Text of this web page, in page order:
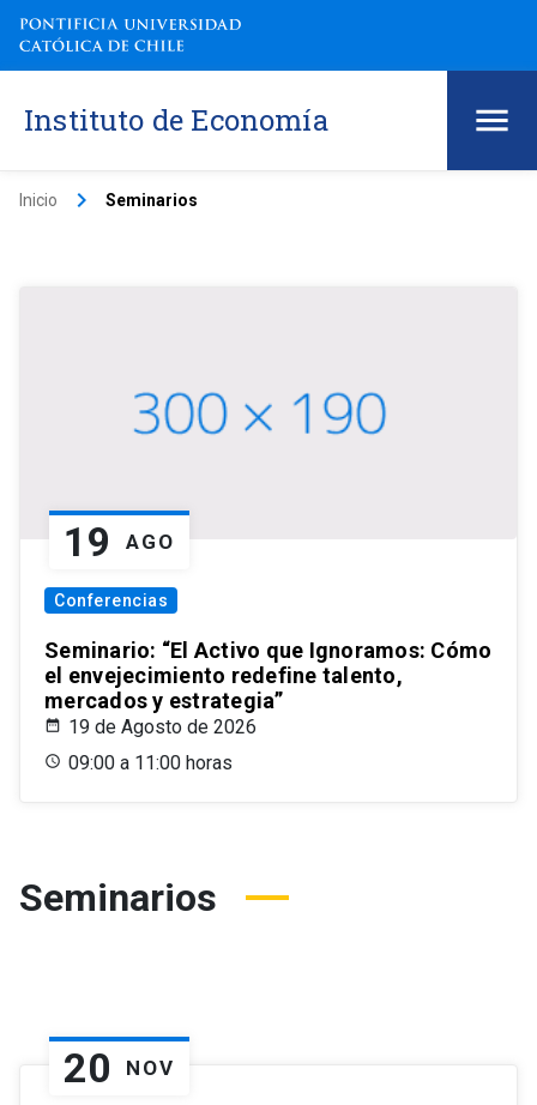
Instituto de Economía
Inicio keyboard_arrow_right Seminarios
19 AGO
Conferencias
Seminario: “El Activo que Ignoramos: Cómo
el envejecimiento redefine talento,
mercados y estrategia”
19 de Agosto de 2026
09:00 a 11:00 horas
Seminarios
20 NOV